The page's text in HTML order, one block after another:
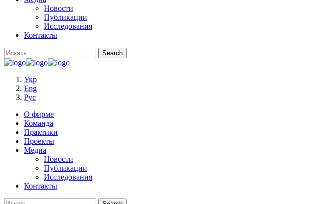
Новости
Публикации
Исследования
Контакты
Укр
Eng
Рус
О фирме
Команда
Практики
Проекты
Медиа
Новости
Публикации
Исследования
Контакты